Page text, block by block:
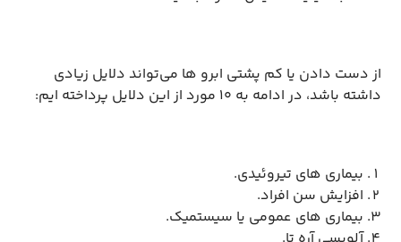
از دست دادن یا کم پشتی ابرو ها می‌تواند دلایل زیادی
داشته باشد، در ادامه به ۱۰ مورد از این دلایل پرداخته ایم:
بیماری ‌های تیروئیدی.
افزایش سن افراد.
بیماری‌ های عمومی یا سیستمیک.